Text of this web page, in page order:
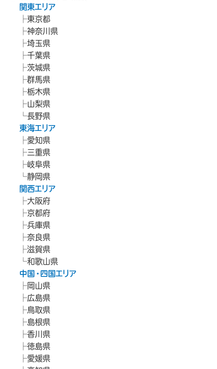
関東エリア
東京都
神奈川県
埼玉県
千葉県
茨城県
群馬県
栃木県
山梨県
長野県
東海エリア
愛知県
三重県
岐阜県
静岡県
関西エリア
大阪府
京都府
兵庫県
奈良県
滋賀県
和歌山県
中国・四国エリア
岡山県
広島県
鳥取県
島根県
香川県
徳島県
愛媛県